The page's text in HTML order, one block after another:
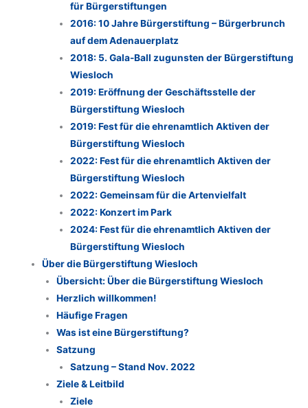
für Bürgerstiftungen
2016: 10 Jahre Bürgerstiftung – Bürgerbrunch
auf dem Adenauerplatz
2018: 5. Gala-Ball zugunsten der Bürgerstiftung
Wiesloch
2019: Eröffnung der Geschäftsstelle der
Bürgerstiftung Wiesloch
2019: Fest für die ehrenamtlich Aktiven der
Bürgerstiftung Wiesloch
2022: Fest für die ehrenamtlich Aktiven der
Bürgerstiftung Wiesloch
2022: Gemeinsam für die Artenvielfalt
2022: Konzert im Park
2024: Fest für die ehrenamtlich Aktiven der
Bürgerstiftung Wiesloch
Über die Bürgerstiftung Wiesloch
Übersicht: Über die Bürgerstiftung Wiesloch
Herzlich willkommen!
Häufige Fragen
Was ist eine Bürgerstiftung?
Satzung
Satzung – Stand Nov. 2022
Ziele & Leitbild
Ziele